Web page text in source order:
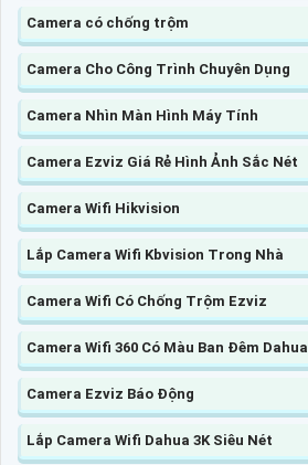
Camera có chống trộm
Camera Cho Công Trình Chuyên Dụng
Camera Nhìn Màn Hình Máy Tính
Camera Ezviz Giá Rẻ Hình Ảnh Sắc Nét
Camera Wifi Hikvision
Lắp Camera Wifi Kbvision Trong Nhà
Camera Wifi Có Chống Trộm Ezviz
Camera Wifi 360 Có Màu Ban Đêm Dahua
Camera Ezviz Báo Động
Lắp Camera Wifi Dahua 3K Siêu Nét